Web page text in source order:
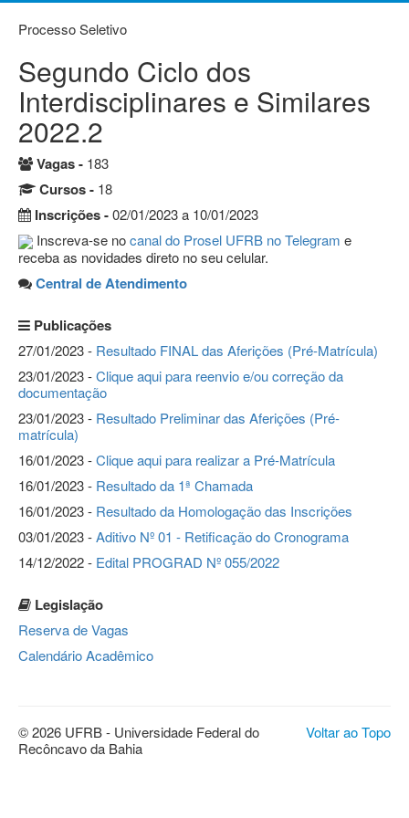
Processo Seletivo
Segundo Ciclo dos
Interdisciplinares e Similares
2022.2
Vagas - 183
Cursos - 18
Inscrições -02/01/2023 a 10/01/2023
Inscreva-se nocanal do Prosel UFRB no Telegram e
receba as novidades direto no seu celular.
Central de Atendimento
Publicações
27/01/2023 - Resultado FINAL das Aferições (Pré-Matrícula)
23/01/2023 -Clique aqui para reenvio e/ou correção da
documentação
23/01/2023 - Resultado Preliminar das Aferições (Pré-
matrícula)
16/01/2023 -Clique aqui para realizar a Pré-Matrícula
16/01/2023 - Resultado da 1ª Chamada
16/01/2023 - Resultado da Homologação das Inscrições
03/01/2023 -Aditivo Nº 01 - Retificação do Cronograma
14/12/2022 - Edital PROGRAD Nº 055/2022
Legislação
Reserva de Vagas
Calendário Acadêmico
Voltar ao Topo
© 2026 UFRB - Universidade Federal do
Recôncavo da Bahia